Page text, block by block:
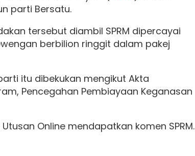
parti Bersatu.
tersebut diambil SPRM dipercayai
berbilion ringgit dalam pakej
itu dibekukan mengikut Akta
Pencegahan Pembiayaan Keganasan
Online mendapatkan komen SPRM.